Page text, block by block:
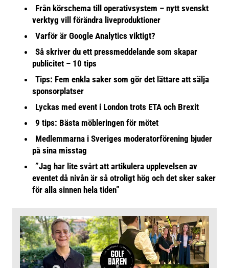
Från körschema till operativsystem – nytt svenskt
verktyg vill förändra liveproduktioner
Varför är Google Analytics viktigt?
Så skriver du ett pressmeddelande som skapar
publicitet – 10 tips
Tips: Fem enkla saker som gör det lättare att sälja
sponsorplatser
Lyckas med event i London trots ETA och Brexit
9 tips: Bästa möbleringen för mötet
Medlemmarna i Sveriges moderatorförening bjuder
på sina misstag
”Jag har lite svårt att artikulera upplevelsen av
eventet då nivån är så otroligt hög och det sker saker
för alla sinnen hela tiden”